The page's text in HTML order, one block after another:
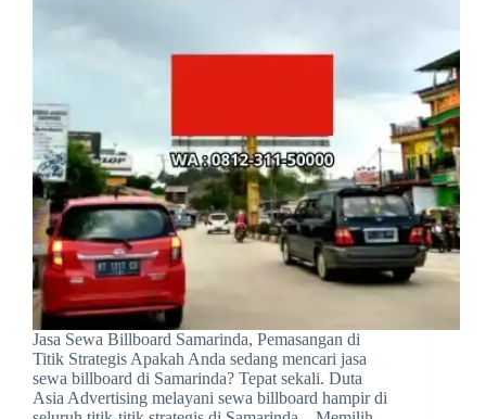
Jasa Sewa Billboard Samarinda, Pemasangan di
Titik Strategis Apakah Anda sedang mencari jasa
sewa billboard di Samarinda? Tepat sekali. Duta
Asia Advertising melayani sewa billboard hampir di